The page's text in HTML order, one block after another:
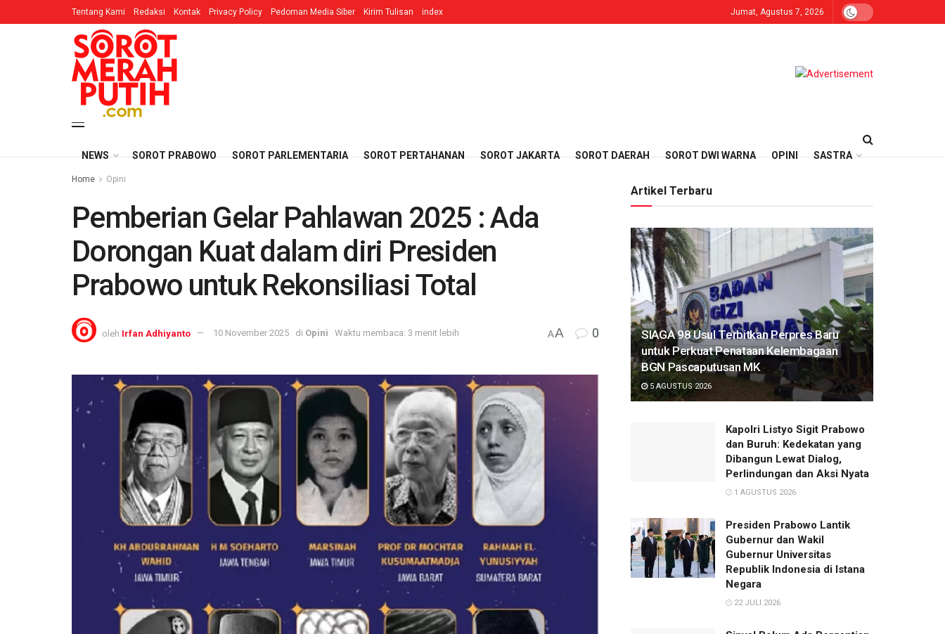
Tentang Kami Redaksi Kontak Privacy Policy Pedoman Media Siber Kirim Tulisan index Jumat, Agustus 7, 2026
NEWS SOROT PRABOWO SOROT PARLEMENTARIA SOROT PERTAHANAN SOROT JAKARTA SOROT DAERAH SOROT DWI WARNA OPINI SASTRA
Home Opini
Pemberian Gelar Pahlawan 2025 : Ada
Dorongan Kuat dalam diri Presiden
Prabowo untuk Rekonsiliasi Total
oleh Irfan Adhiyanto 10 November 2025 di Opini Waktu membaca: 3 menit lebih AA 0
Artikel Terbaru
SIAGA 98 Usul Terbitkan Perpres Baru
untuk Perkuat Penataan Kelembagaan
BGN Pascaputusan MK
5 AGUSTUS 2026
Kapolri Listyo Sigit Prabowo
dan Buruh: Kedekatan yang
Dibangun Lewat Dialog,
Perlindungan dan Aksi Nyata
1 AGUSTUS 2026
Presiden Prabowo Lantik
Gubernur dan Wakil
Gubernur Universitas
Republik Indonesia di Istana
Negara
22 JULI 2026